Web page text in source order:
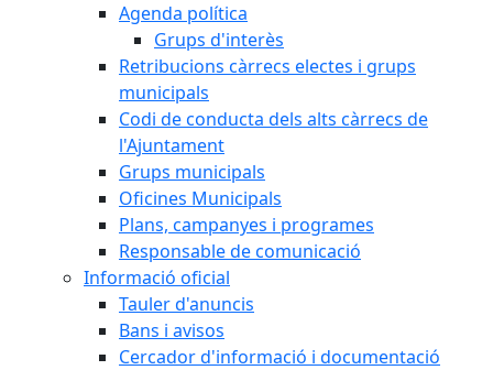
Agenda política
Grups d'interès
Retribucions càrrecs electes i grups
municipals
Codi de conducta dels alts càrrecs de
l'Ajuntament
Grups municipals
Oficines Municipals
Plans, campanyes i programes
Responsable de comunicació
Informació oficial
Tauler d'anuncis
Bans i avisos
Cercador d'informació i documentació